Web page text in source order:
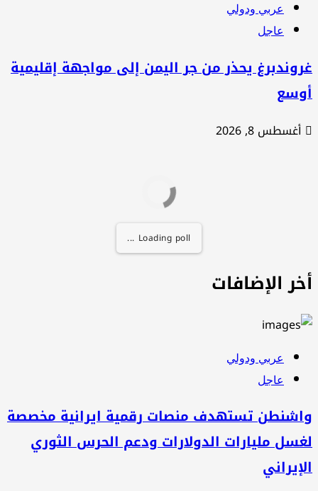
عربي ودولي
عاجل
يحذر من جر اليمن إلى مواجهة إقليمية
أغسطس 8, 2026
Loading poll ...
الإضافات
عربي ودولي
عاجل
تستهدف منصات رقمية ايرانية مخصصة
مليارات الدولارات ودعم الحرس الثوري